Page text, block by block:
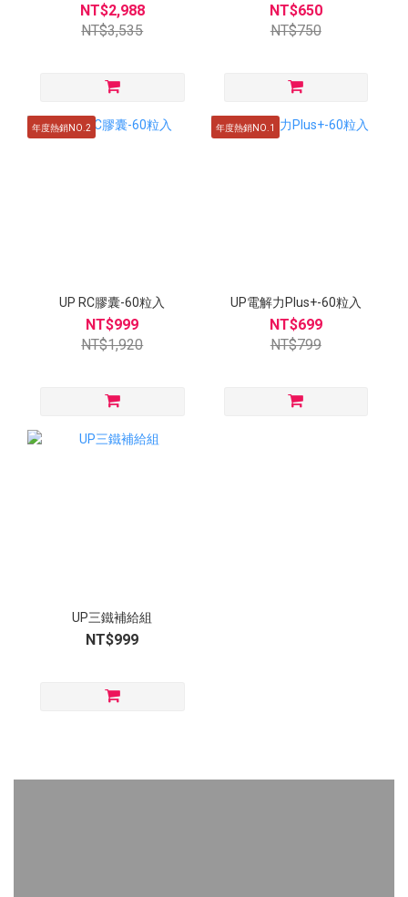
NT$2,988
NT$3,535
NT$650
NT$750
年度熱銷NO.2
UP RC膠囊-60粒入
NT$999
NT$1,920
年度熱銷NO.1
UP電解力Plus+-60粒入
NT$699
NT$799
UP三鐵補給組
NT$999